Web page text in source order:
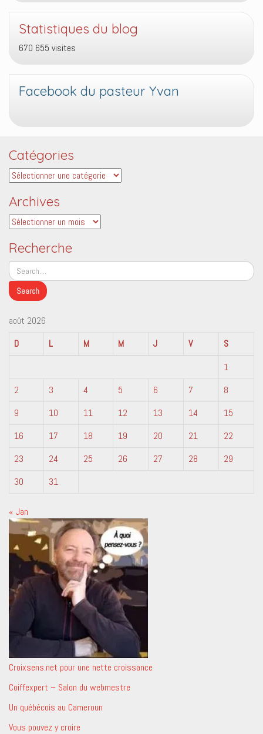
Statistiques du blog
670 655 visites
Facebook du pasteur Yvan
Catégories
Catégories
Archives
Archives
Recherche
août 2026
D
L M M J V
S
1
2
3 4 5 6 7
8
9
10 11 12 13 14
15
16
17 18 19 20 21
22
23
24 25 26 27 28
29
30
31
« Jan
Croixsens.net pour une nette croissance
Coiffexpert – Salon du webmestre
Un québécois au Cameroun
Vous pouvez y croire